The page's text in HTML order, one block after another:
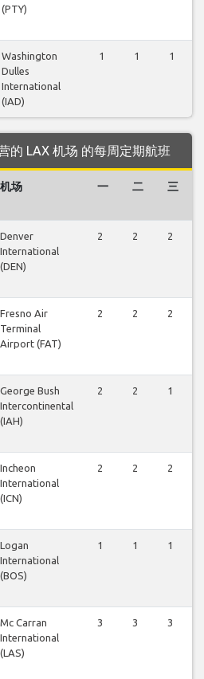
(PTY)
Washington
Dulles
International
(IAD)
1 1 1
的 LAX 机场 的每周定期航班
机场 一 二 三
Denver
International
(DEN)
2 2 2
Fresno Air
Terminal
Airport (FAT)
2 2 2
George Bush
Intercontinental
(IAH)
2 2 1
Incheon
International
(ICN)
2 2 2
Logan
International
(BOS)
1 1 1
Mc Carran
International
(LAS)
3 3 3